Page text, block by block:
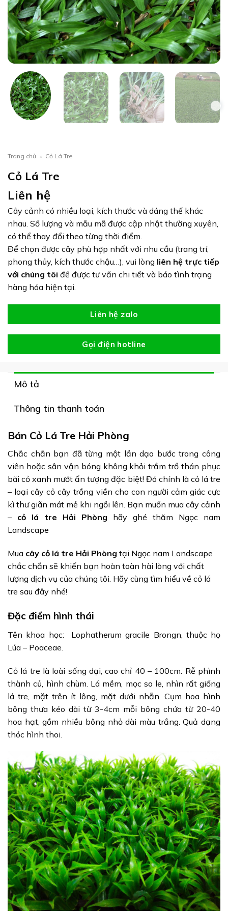
Trang chủ » Cỏ Lá Tre
Cỏ Lá Tre
Liên hệ
Cây cảnh có nhiều loại, kích thước và dáng thế khác
nhau. Số lượng và mẫu mã được cập nhật thường xuyên,
có thể thay đổi theo từng thời điểm.
Để chọn được cây phù hợp nhất với nhu cầu (trang trí,
phong thủy, kích thước chậu…), vui lòng liên hệ trực tiếp
với chúng tôi để được tư vấn chi tiết và báo tình trạng
hàng hóa hiện tại.
Liên hệ zalo
Gọi điện hotline
Mô tả
Thông tin thanh toán
Bán Cỏ Lá Tre Hải Phòng
Chắc chắn bạn đã từng một lần dạo bước trong công
viên hoặc sân vận bóng không khỏi trầm trồ thán phục
bãi cỏ xanh mướt ấn tượng đặc biệt! Đó chính là cỏ lá tre
– loạicây cỏ cây trồng viền cho con người cảm giác cực
kì thư giãn mát mẻ khi ngồi lên. Bạn muốn mua cây cảnh
– cỏ lá tre Hải Phòng hãy ghé thăm Ngọc nam
Landscape
Mua cây cỏ lá tre Hải Phòng tại Ngọc nam Landscape
chắc chắn sẽ khiến bạn hoàn toàn hài lòng với chất
lượng dịch vụ của chúng tôi. Hãy cùng tìm hiểu về cỏ lá
tre sau đây nhé!
Đặc điểm hình thái
Tên khoa học: Lophatherum gracile Brongn, thuộc họ
Lúa – Poaceae.
Cỏ lá tre là loài sống dại, cao chỉ 40 – 100cm. Rễ phình
thành củ, hình chùm. Lá mềm, mọc so le, nhìn rất giống
lá tre, mặt trên ít lông, mặt dưới nhẵn. Cụm hoa hình
bông thưa kéo dài từ 3-4cm mỗi bông chứa từ 20-40
hoa hạt, gồm nhiều bông nhỏ dài màu trắng. Quả dạng
thóc hình thoi.